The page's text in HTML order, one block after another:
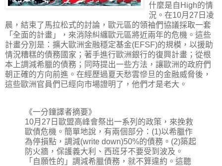
什麼是自High的情
況。在10月27日凌
晨，結束了馬拉松式的討論，歐元區的領袖們協議採取一套
「全面的計畫」，來消除糾纏歐元區將近兩年的危機。這些
計畫分別是：擴大歐洲金融穩定基金(EFSF)的規模，以援助
情況糟糕的債務國家；著手進行歐洲銀行的復興計畫；從根
本上調減希臘的債務；同時提出一些方法，讓歐洲的政府們
朝正確的方向前進。在經歷過夏天愁雲慘旦的金融威脅後，
這些歐洲官員們已經向市場證明了，他們才是老大。
《一分鐘譯者摘要》
10月27日歐盟高峰會祭出一系列的政策，來挽救
歐債危機。簡單地說，有兩個部分：(1)以希臘作
為停損點，調減(write down)50%的債務。(2)築起
防火牆，保護義大利、西班牙不要受到波及。
「自願性的」調減希臘債務，就不算違約。這聽